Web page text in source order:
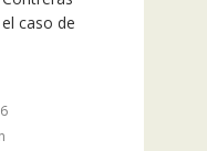
caso de